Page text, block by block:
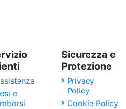
e
Sicurezza e
Protezione
Privacy
Policy
Cookie Policy